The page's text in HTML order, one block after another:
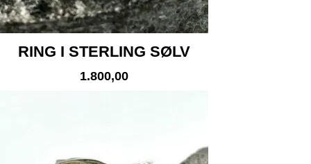
RING I STERLING SØLV
1.800,00